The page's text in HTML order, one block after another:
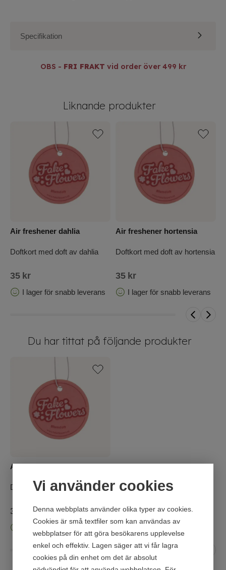
Vi använder cookies
Denna webbplats använder olika typer av cookies.
Cookies är små textfiler som kan användas av
webbplatser för att göra besökarens upplevelse
enkel och effektiv. Lagen säger att vi får lagra
cookies på din enhet om det är absolut
Specifikation
OBS - FRI FRAKT vid order över 499 kr
Liknande produkter
Air freshener dahlia
Doftkort med doft av dahlia
35 kr
I lager för snabb leverans
Air freshener hortensia
Doftkort med doft av hortensia
35 kr
I lager för snabb leverans
Du har tittat på följande produkter
Air freshener pion
Doftkort med doft av pion
35